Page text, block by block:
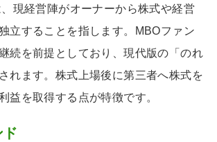
現経営陣がオーナーから株式や経営
立することを指します。MBOファン
続を前提としており、現代版の「のれ
れます。株式上場後に第三者へ株式を
益を取得する点が特徴です。